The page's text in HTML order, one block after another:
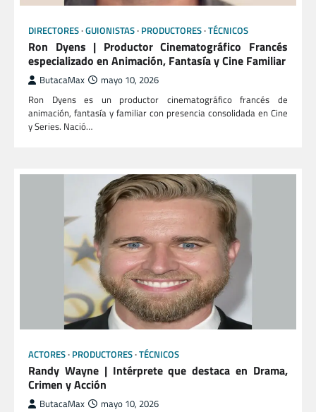
DIRECTORES GUIONISTAS PRODUCTORES TÉCNICOS
Ron Dyens | Productor Cinematográfico Francés
especializado en Animación, Fantasía y Cine Familiar
ButacaMax mayo 10, 2026
Ron Dyens es un productor cinematográfico francés de
animación, fantasía y familiar con presencia consolidada en Cine
y Series. Nació…
ACTORES PRODUCTORES TÉCNICOS
Randy Wayne | Intérprete que destaca en Drama,
Crimen y Acción
ButacaMax mayo 10, 2026